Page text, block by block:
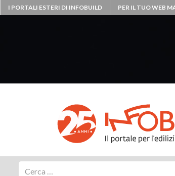
I PORTALI ESTERI DI INFOBUILD PER IL TUO WEB